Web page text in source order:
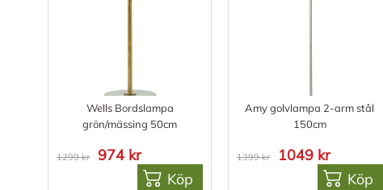
Wells Bordslampa
grön/mässing 50cm
1299 kr
974 kr
Köp
Amy golvlampa 2-arm stål
150cm
1399 kr
1049 kr
Köp